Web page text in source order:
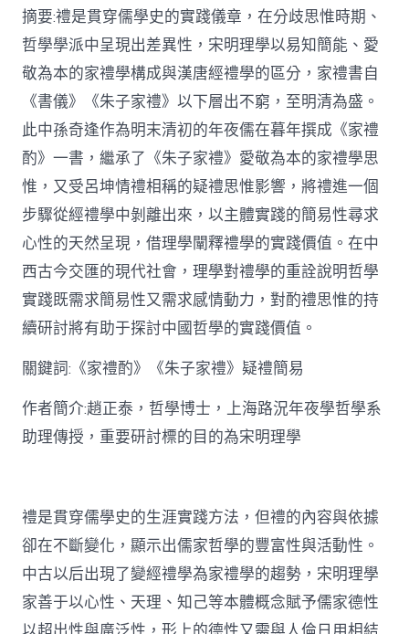
空
間】
從
簡
化
禮
制
到
道
理
天
然：
孫
奇
逢
酌
禮
思
中
摘要:禮是貫穿儒學史的實踐儀章，在分歧思惟時期、
哲學學派中呈現出差異性，宋明理學以易知簡能、愛
敬為本的家禮學構成與漢唐經禮學的區分，家禮書自
《書儀》《朱子家禮》以下層出不窮，至明清為盛。
此中孫奇逢作為明末清初的年夜儒在暮年撰成《家禮
酌》一書，繼承了《朱子家禮》愛敬為本的家禮學思
惟，又受呂坤情禮相稱的疑禮思惟影響，將禮進一個
步驟從經禮學中剝離出來，以主體實踐的簡易性尋求
心性的天然呈現，借理學闡釋禮學的實踐價值。在中
西古今交匯的現代社會，理學對禮學的重詮說明哲學
實踐既需求簡易性又需求感情動力，對酌禮思惟的持
續研討將有助于探討中國哲學的實踐價值。
關鍵詞:《家禮酌》《朱子家禮》疑禮簡易
作者簡介:趙正泰，哲學博士，上海路況年夜學哲學系
助理傳授，重要研討標的目的為宋明理學
禮是貫穿儒學史的生涯實踐方法，但禮的內容與依據
卻在不斷變化，顯示出儒家哲學的豐富性與活動性。
中古以后出現了變經禮學為家禮學的趨勢，宋明理學
家善于以心性、天理、知己等本體概念賦予儒家德性